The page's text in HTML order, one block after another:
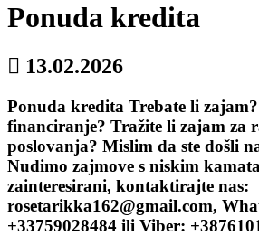
Ponuda kredita
13.02.2026
Ponuda kredita Trebate li
financiranje? Tražite li zajam za
poslovanja? Mislim da ste došli
Nudimo zajmove s niskim
zainteresirani, kontaktirajte nas:
rosetarikka162@gmail.com,
+33759028484 ili Viber: